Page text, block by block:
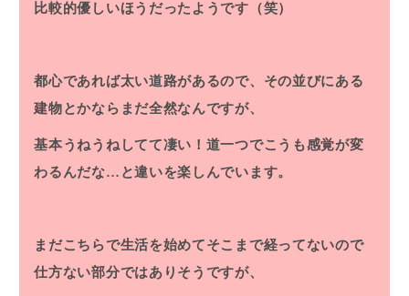
比較的優しいほうだったようです（笑）
都心であれば太い道路があるので、その並びにある
建物とかならまだ全然なんですが、
基本うねうねしてて凄い！道一つでこうも感覚が変
わるんだな…と違いを楽しんでいます。
まだこちらで生活を始めてそこまで経ってないので
仕方ない部分ではありそうですが、